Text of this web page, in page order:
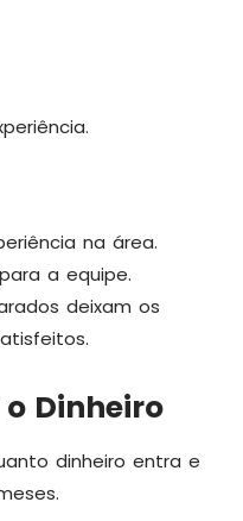
na área.
a equipe.
deixam os
Dinheiro
dinheiro entra e